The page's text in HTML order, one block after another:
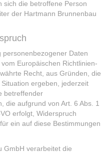
sich die betroffene Person
der Hartmann Brunnenbau
Daten
Europäischen Richtlinien-
Recht, aus Gründen, die
ergeben, jederzeit
betreffender
die aufgrund von Art. 6 Abs. 1
erfolgt, Widerspruch
ein auf diese Bestimmungen
GmbH verarbeitet die